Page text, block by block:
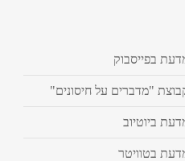
מדעת בפייסבוק
קבוצת "מדברים על חיסונים"
מדעת ביוטיוב
מדעת בטוויטר